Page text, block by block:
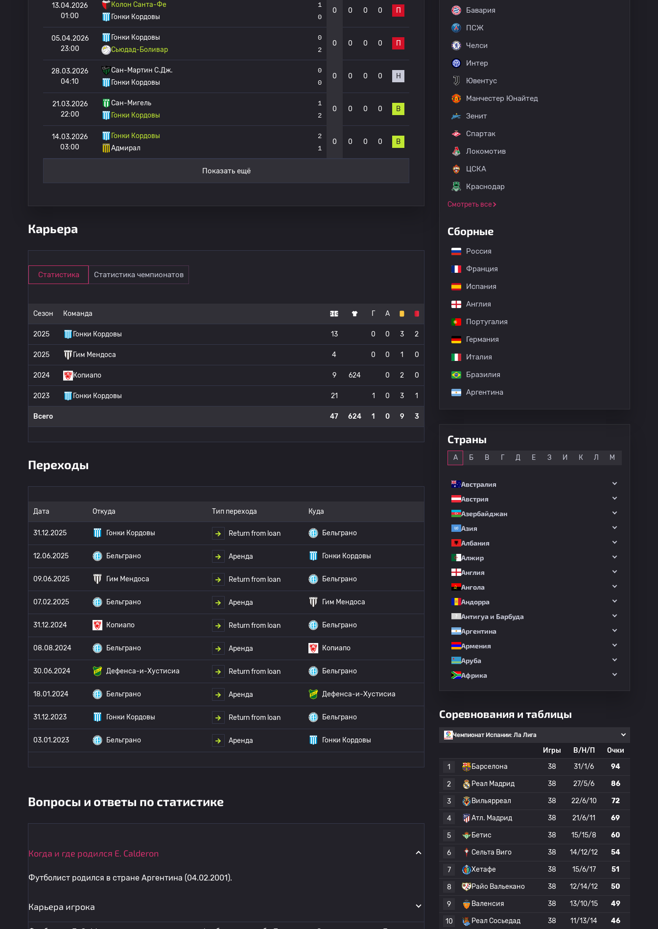
13.04.2026
01:00
Колон Санта-Фе
Гонки Кордовы
1
0
0 0 0 0 П
05.04.2026
23:00
Гонки Кордовы
Сьюдад-Боливар
0
2
0 0 0 0 П
28.03.2026
04:10
Сан-Мартин С.Дж.
Гонки Кордовы
0
0
0 0 0 0 Н
21.03.2026
22:00
Сан-Мигель
Гонки Кордовы
1
2
0 0 0 0 В
14.03.2026
03:00
Гонки Кордовы
Адмирал
2
1
0 0 0 0 В
Показать ещё
Карьера
Статистика Статистика чемпионатов
Сезон Команда Г А
2025 Гонки Кордовы 13 0 0 3 2
2025 Гим Мендоса 4 0 0 1 0
2024 Копиапо 9 624 0 2 0
2023 Гонки Кордовы 21 1 0 3 1
Всего 47 624 1 0 9 3
Переходы
Дата Откуда Тип перехода Куда
31.12.2025 Гонки Кордовы Return from loan Бельграно
12.06.2025 Бельграно Аренда Гонки Кордовы
09.06.2025 Гим Мендоса Return from loan Бельграно
07.02.2025 Бельграно Аренда Гим Мендоса
31.12.2024 Копиапо Return from loan Бельграно
08.08.2024 Бельграно Аренда Копиапо
30.06.2024 Дефенса-и-Хустисиа Return from loan Бельграно
18.01.2024 Бельграно Аренда Дефенса-и-Хустисиа
31.12.2023 Гонки Кордовы Return from loan Бельграно
03.01.2023 Бельграно Аренда Гонки Кордовы
Вопросы и ответы по статистике
Когда и где родился E. Calderon
Футболист родился в стране Аргентина (04.02.2001).
Карьера игрока
Бавария
ПСЖ
Челси
Интер
Ювентус
Манчестер Юнайтед
Зенит
Спартак
Локомотив
ЦСКА
Краснодар
Смотреть все
Сборные
Россия
Франция
Испания
Англия
Португалия
Германия
Италия
Бразилия
Аргентина
Страны
А Б В Г Д Е З И К Л М
Австралия
Австрия
Азербайджан
Азия
Албания
Алжир
Англия
Ангола
Андорра
Антигуа и Барбуда
Аргентина
Армения
Аруба
Африка
Соревнования и таблицы
Чемпионат Испании: Ла Лига
Игры В/Н/П
Очки
1
Барселона 38 31/1/6 94
2 Реал Мадрид 38 27/5/6 86
3 Вильярреал 38 22/6/10 72
4 Атл. Мадрид 38 21/6/11 69
5 Бетис 38 15/15/8 60
6 Сельта Виго 38 14/12/12 54
7 Хетафе 38 15/6/17 51
8 Райо Вальекано 38 12/14/12 50
9 Валенсия 38 13/10/15 49
10 Реал Сосьедад 38 11/13/14 46